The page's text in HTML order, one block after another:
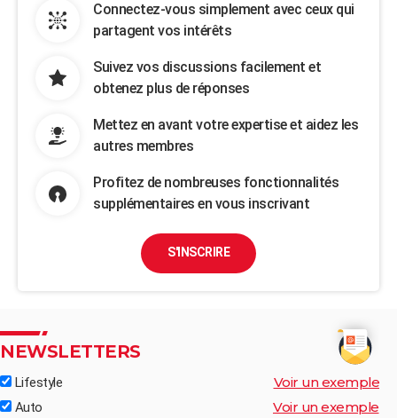
Connectez-vous simplement avec ceux qui
partagent vos intérêts
Suivez vos discussions facilement et
obtenez plus de réponses
Mettez en avant votre expertise et aidez les
autres membres
Profitez de nombreuses fonctionnalités
supplémentaires en vous inscrivant
S'INSCRIRE
NEWSLETTERS
Lifestyle Voir un exemple
Auto Voir un exemple